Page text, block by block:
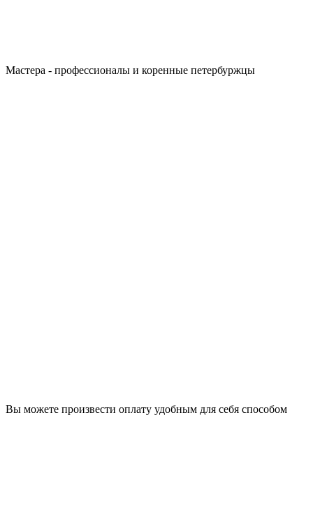
Мастера - профессионалы и коренные петербуржцы
Вы можете произвести оплату удобным для себя способом